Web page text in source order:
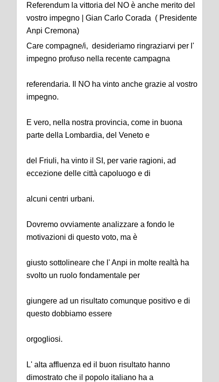
Referendum la vittoria del NO è anche merito del
vostro impegno | Gian Carlo Corada ( Presidente
Anpi Cremona)
Care compagne/i, desideriamo ringraziarvi per l'
impegno profuso nella recente campagna
referendaria. Il NO ha vinto anche grazie al vostro
impegno.
E vero, nella nostra provincia, come in buona
parte della Lombardia, del Veneto e
del Friuli, ha vinto il SI, per varie ragioni, ad
eccezione delle città capoluogo e di
alcuni centri urbani.
Dovremo ovviamente analizzare a fondo le
motivazioni di questo voto, ma è
giusto sottolineare che l' Anpi in molte realtà ha
svolto un ruolo fondamentale per
giungere ad un risultato comunque positivo e di
questo dobbiamo essere
orgogliosi.
L' alta affluenza ed il buon risultato hanno
dimostrato che il popolo italiano ha a